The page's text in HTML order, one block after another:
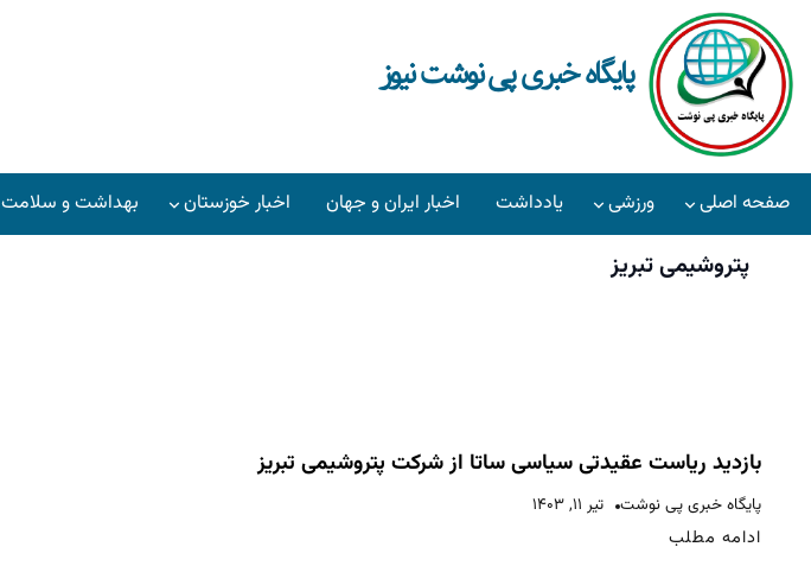
پایگاه خبری پی نوشت نیوز
صفحه اصلی ورزشی یادداشت اخبار ایران و جهان اخبار خوزستان بهداشت و سلامت
پتروشیمی تبریز
بازدید ریاست عقیدتی سیاسی ساتا از شرکت پتروشیمی تبریز
پایگاه خبری پی نوشت تیر ۱۱, ۱۴۰۳
ادامه مطلب